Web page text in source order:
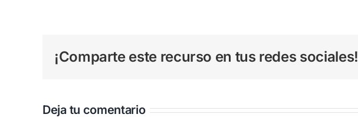
¡Comparte este recurso en tus redes sociales!
Deja tu comentario